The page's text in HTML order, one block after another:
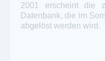
2001 erscheint die
Datenbank, die im
abgelöst werden wird.